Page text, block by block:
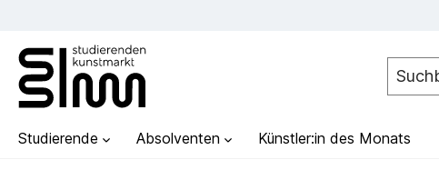
Studierende Absolventen Künstler:in des Monats